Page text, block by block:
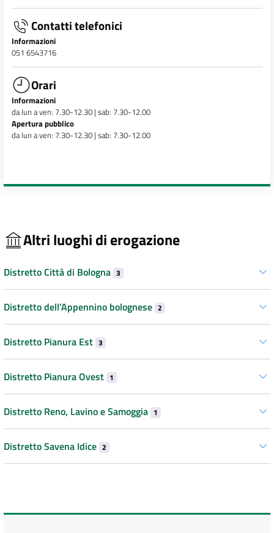
Contatti telefonici
Informazioni
051 6543716
Orari
Informazioni
da lun a ven: 7.30-12.30 | sab: 7.30-12.00
Apertura pubblico
da lun a ven: 7.30-12.30 | sab: 7.30-12.00
Altri luoghi di erogazione
Distretto Città di Bologna 3
Distretto dell’Appennino bolognese 2
Distretto Pianura Est 3
Distretto Pianura Ovest 1
Distretto Reno, Lavino e Samoggia 1
Distretto Savena Idice 2